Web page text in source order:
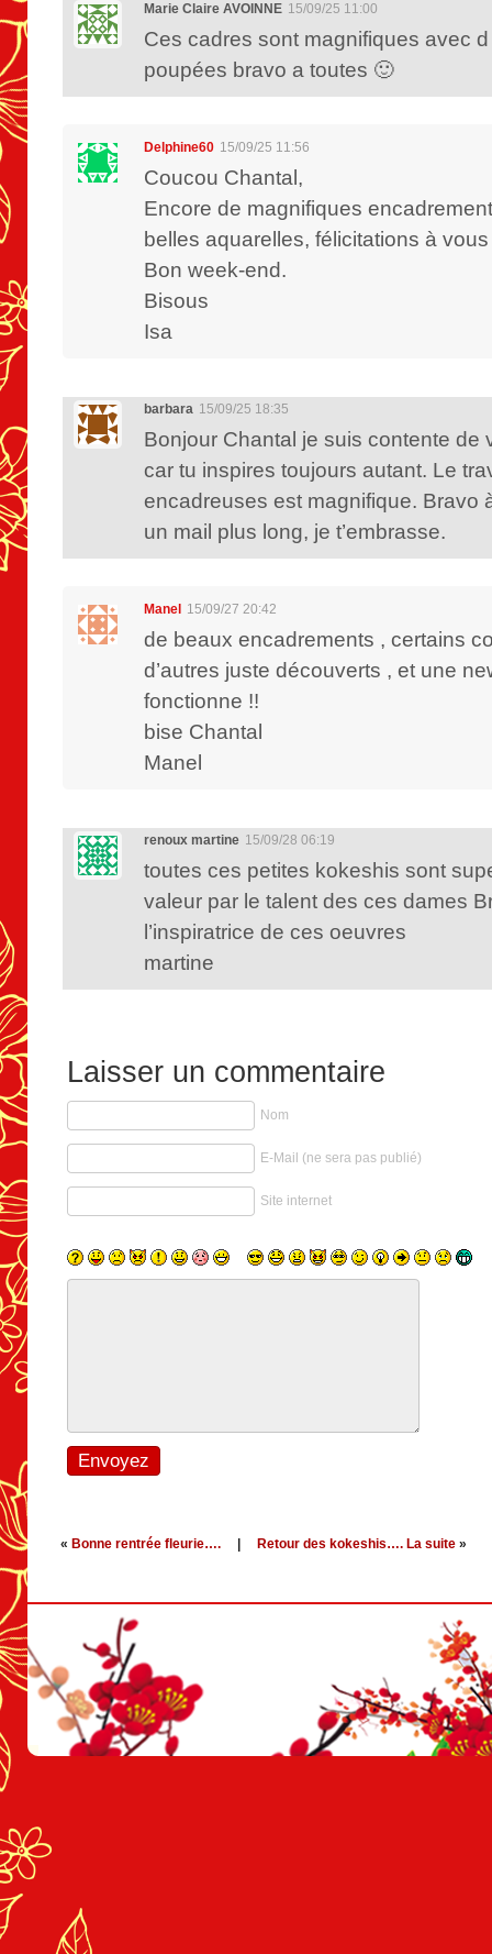
Marie Claire AVOINNE 15/09/25 11:00
Ces cadres sont magnifiques avec
poupées bravo a toutes 🙂
Delphine60 15/09/25 11:56
Coucou Chantal,
Encore de magnifiques
belles aquarelles, félicitations à
Bon week-end.
Bisous
Isa
barbara 15/09/25 18:35
Bonjour Chantal je suis contente de
car tu inspires toujours autant. Le
encadreuses est magnifique. Bravo
un mail plus long, je t’embrasse.
Manel 15/09/27 20:42
de beaux encadrements , certains
d’autres juste découverts , et une
fonctionne !!
bise Chantal
Manel
renoux martine 15/09/28 06:19
toutes ces petites kokeshis sont
valeur par le talent des ces dames
l’inspiratrice de ces oeuvres
martine
Laisser un commentaire
Nom
E-Mail (ne sera pas publié)
Site internet
« Bonne rentrée fleurie…. Retour des kokeshis…. La suite »